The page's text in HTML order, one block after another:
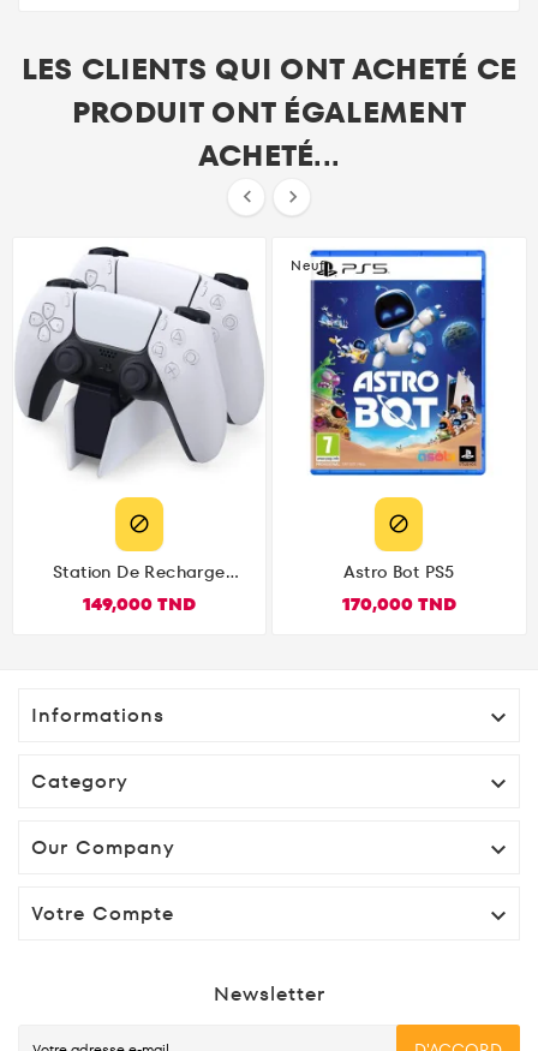
LES CLIENTS QUI ONT ACHETÉ CE
PRODUIT ONT ÉGALEMENT
ACHETÉ...
 

Station De Recharge
DualSense PS5 Officielle
149,000 TND
Neuf

Astro Bot PS5
170,000 TND
Informations 
Category 
Our Company 
Votre Compte 
Newsletter